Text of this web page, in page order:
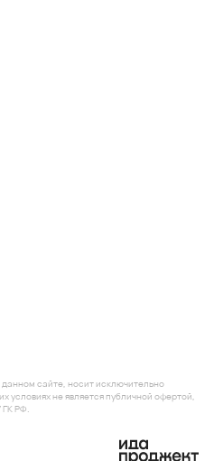
сайте, носит исключительно
условиях не является публичной офертой,
РФ.